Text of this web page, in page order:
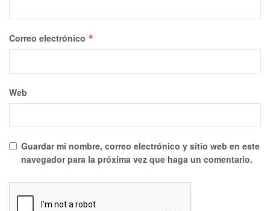
Al momento de su desaparición vestía pantalón azul de
Si tienes información de su paradero, sus familiares y
autoridades agradecerían mucho que por favor te
comuniques al 998 881 7150 Ext. 2130.
Tags: Desapercido FGE QuintanaRoo Se busca
Correo electrónico *
Web
Guardar mi nombre, correo electrónico y sitio web en este
navegador para la próxima vez que haga un comentario.